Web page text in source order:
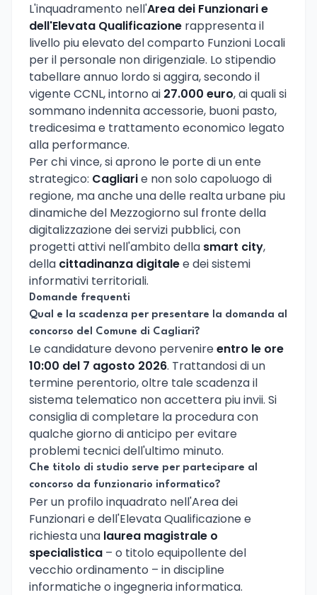
L'inquadramento nell'Area dei Funzionari e
dell'Elevata Qualificazione rappresenta il
livello piu elevato del comparto Funzioni Locali
per il personale non dirigenziale. Lo stipendio
tabellare annuo lordo si aggira, secondo il
vigente CCNL, intorno ai 27.000 euro, ai quali si
sommano indennita accessorie, buoni pasto,
tredicesima e trattamento economico legato
alla performance.
Per chi vince, si aprono le porte di un ente
strategico: Cagliarie non solo capoluogo di
regione, ma anche una delle realta urbane piu
dinamiche del Mezzogiorno sul fronte della
digitalizzazione dei servizi pubblici, con
progetti attivi nell'ambito della smart city,
della cittadinanza digitalee dei sistemi
informativi territoriali.
Domande frequenti
Qual e la scadenza per presentare la domanda al
concorso del Comune di Cagliari?
Le candidature devono pervenireentro le ore
10:00 del 7 agosto 2026. Trattandosi di un
termine perentorio, oltre tale scadenza il
sistema telematico non accettera piu invii. Si
consiglia di completare la procedura con
qualche giorno di anticipo per evitare
problemi tecnici dell'ultimo minuto.
Che titolo di studio serve per partecipare al
concorso da funzionario informatico?
Per un profilo inquadrato nell'Area dei
Funzionari e dell'Elevata Qualificazione e
richiesta una laurea magistrale o
specialistica – o titolo equipollente del
vecchio ordinamento – in discipline
informatiche o ingegneria informatica.